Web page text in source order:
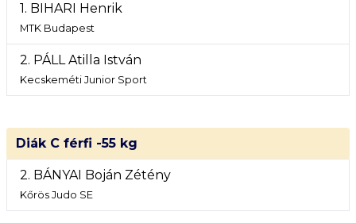
1. BIHARI Henrik
MTK Budapest
2. PÁLL Atilla István
Kecskeméti Junior Sport
Diák C férfi -55 kg
2. BÁNYAI Boján Zétény
Kőrös Judo SE